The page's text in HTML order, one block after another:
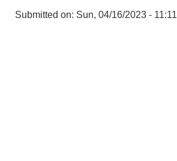
Submitted on: Sun, 04/16/2023 - 11:11